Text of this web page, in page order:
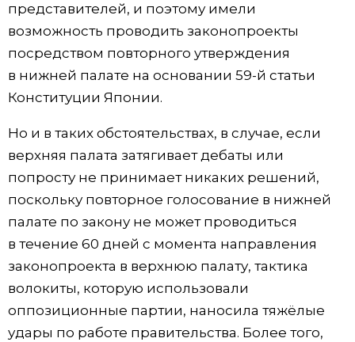
представителей, и поэтому имели
возможность проводить законопроекты
посредством повторного утверждения
в нижней палате на основании 59-й статьи
Конституции Японии.
Но и в таких обстоятельствах, в случае, если
верхняя палата затягивает дебаты или
попросту не принимает никаких решений,
поскольку повторное голосование в нижней
палате по закону не может проводиться
в течение 60 дней с момента направления
законопроекта в верхнюю палату, тактика
волокиты, которую использовали
оппозиционные партии, наносила тяжёлые
удары по работе правительства. Более того,